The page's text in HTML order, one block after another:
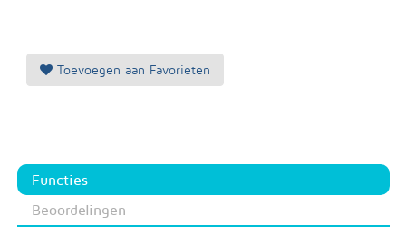
Toevoegen aan Favorieten
Functies
Beoordelingen